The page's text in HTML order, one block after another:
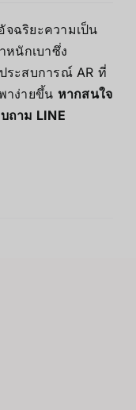
ฉริยะความเป็น
หนักเบาซึ่ง
ระสบการณ์ AR ที่
าง่ายขึ้น หากสนใจ
ถาม LINE